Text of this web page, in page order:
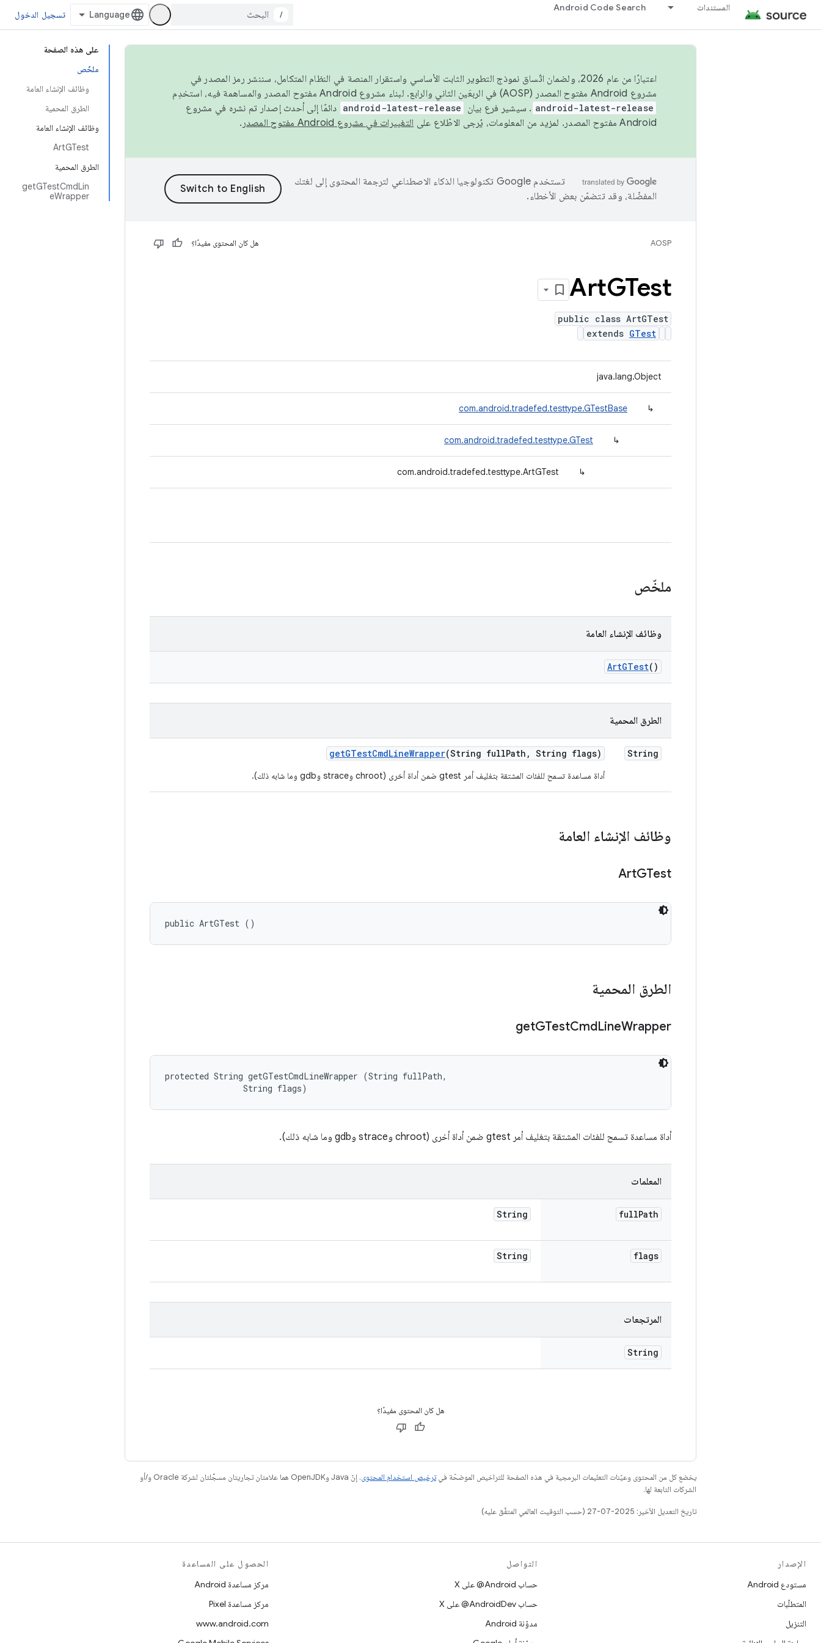
المستندات Android Code Search
/ تسجيل الدخول
على هذه الصفحة
ملخّص
وظائف الإنشاء العامة
الطرق المحمية
وظائف الإنشاء العامة
ArtGTest
الطرق المحمية
getGTestCmdLin
eWrapper
اعتبارًا من عام 2026، ولضمان اتّساق نموذج التطوير الثابت الأساسي واستقرار المنصة في النظام المتكامل، سننشر رمز المصدر في
مشروع Android مفتوح المصدر (AOSP) في الربعَين الثاني والرابع. لبناء مشروع Android مفتوح المصدر والمساهمة فيه، استخدِم
android-latest-release . سيشير فرع بيان android-latest-release دائمًا إلى أحدث إصدار تم نشره في مشروع
Android مفتوح المصدر. لمزيد من المعلومات، يُرجى الاطّلاع على
التغييرات في مشروع Android مفتوح المصدر .
تستخدم Google تكنولوجيا الذكاء الاصطناعي لترجمة المحتوى إلى لغتك
المفضّلة، وقد تتضمّن بعض الأخطاء.
AOSP هل كان المحتوى مفيدًا؟
ArtGTest
public class ArtGTest
extends GTest
java.lang.Object
↳
com.android.tradefed.testtype.GTestBase
↳
com.android.tradefed.testtype.GTest
↳
com.android.tradefed.testtype.ArtGTest
ملخّص
وظائف الإنشاء العامة
ArtGTest()
الطرق المحمية
String
getGTestCmdLineWrapper(String fullPath , String flags)
أداة مساعدة تسمح للفئات المشتقة بتغليف أمر gtest ضمن أداة أخرى (chroot وstrace وgdb وما شابه ذلك).
وظائف الإنشاء العامة
ArtGTest
public ArtGTest ()
الطرق المحمية
getGTestCmdLineWrapper
protected String getGTestCmdLineWrapper (String fullPath,
                String flags)
أداة مساعدة تسمح للفئات المشتقة بتغليف أمر gtest ضمن أداة أخرى (chroot وstrace وgdb وما شابه ذلك).
المعلمات
fullPath
String
flags
String
المرتجعات
String
هل كان المحتوى مفيدًا؟
يخضع كل من المحتوى وعيّنات التعليمات البرمجية في هذه الصفحة للتراخيص الموضحّة فيترخيص استخدام المحتوى
. إنّ Java وOpenJDK هما علامتان تجاريتان مسجَّلتان لشركة Oracle و/أو
الشركات التابعة لها.
تاريخ التعديل الأخير: 2025-07-27 (حسب التوقيت العالمي المتفَّق عليه)
الإصدار
مستودع Android
المتطلّبات
التنزيل
التواصل
حساب ‎@Android على X
حساب ‎@AndroidDev على X
مدوّنة Android
الحصول على المساعدة
مركز مساعدة Android
مركز مساعدة Pixel
www.android.com